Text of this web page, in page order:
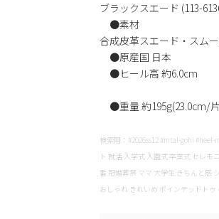
ブラックスエード (113-
●素材
合成皮革スエード・スム
●原産国 日本
●ヒール高 約6.0cm
●重量 約195g(23.0cm/
検索用：#2026ss12 #mtal-gohi
ト 就活 入学式 入園式 卒業式 セレ
番 冠婚葬祭 ママ 大学生 きちんと感
おしゃれ きれいめ ポインテッドト